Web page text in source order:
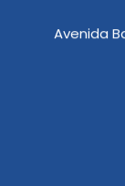
Avenida